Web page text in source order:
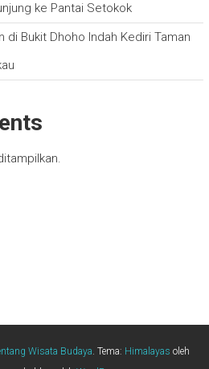
ke Pantai Setokok
di Bukit Dhoho Indah Kediri Taman
Wisata Budaya. Tema: Himalayas oleh